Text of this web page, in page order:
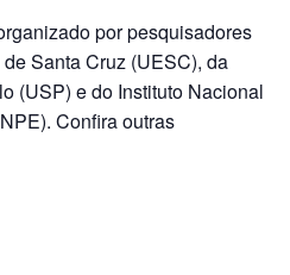
por pesquisadores
Santa Cruz (UESC), da
(USP) e do Instituto Nacional
Confira outras